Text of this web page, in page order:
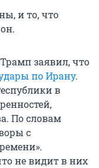
и то, что
заявил, что
по Ирану.
в
По словам
с
не видит в них